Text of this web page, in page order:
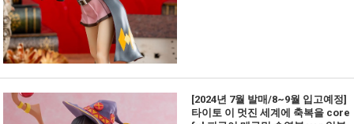
[2024년 7월 발매/8~9월 입고예정]
타이토 이 멋진 세계에 축복을 core